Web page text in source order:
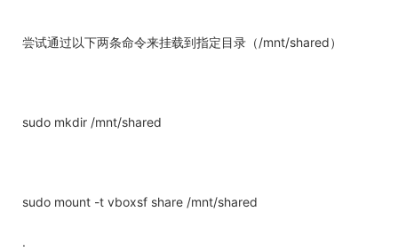
尝试通过以下两条命令来挂载到指定目录（/mnt/shared）
sudo mkdir /mnt/shared
sudo mount -t vboxsf share /mnt/shared
.